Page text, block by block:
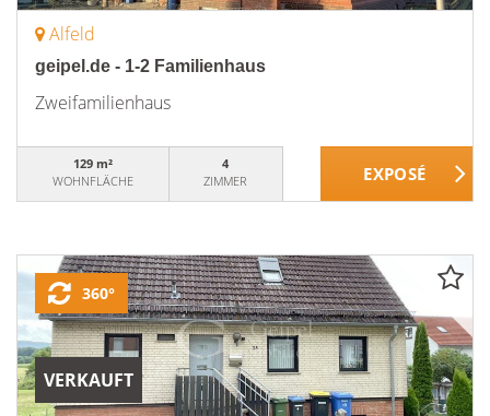
Alfeld
geipel.de - 1-2 Familienhaus
Zweifamilienhaus
129 m²
WOHNFLÄCHE
4
ZIMMER
VERKAUFT
360°